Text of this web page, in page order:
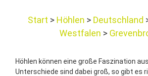
Start Höhlen Deutschland
Westfalen
Höhlen können eine große Faszination
Unterschiede sind dabei groß, so gibt es